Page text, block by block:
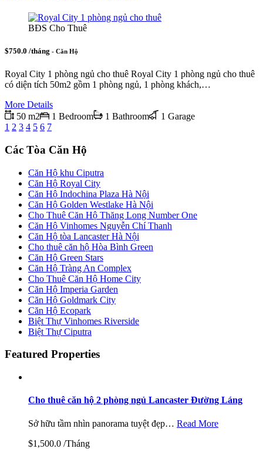
BĐS Cho Thuê
$750.0 /tháng - Căn Hộ
Royal City 1 phòng ngủ cho thuê Royal City 1 phòng ngủ cho thuê
có diện tích 50m2 gồm 1 phòng ngủ, 1 phòng khách,…
More Details
50 m2
1 Bedroom 1 Bathroom
1 Garage
1 2 3 4 5 6 7
Các Tòa Căn Hộ
Căn Hộ khu Ciputra
Căn Hộ Royal City
Căn Hộ Indochina Plaza Hà Nội
Căn Hộ Golden Westlake Hà Nội
Cho Thuê Căn Hộ Thăng Long Number One
Căn Hộ Vinhomes Nguyễn Chí Thanh
Căn Hộ tòa Lancaster Hà Nội
Cho thuê căn hộ Hòa Bình Green
Căn Hộ Green Stars
Căn Hộ Tràng An Complex
Cho Thuê Căn Hộ Home City
Căn Hộ Imperia Garden
Căn Hộ Goldmark City
Căn Hộ Ecopark
Biệt Thự Vinhomes Riverside
Biệt Thự Ciputra
Featured Properties
Cho thuê căn hộ 2 phòng ngủ Lancaster Đường Láng
Sở hữu tầm nhìn panorama tuyệt đẹp… Read More
$1,500.0 /Tháng